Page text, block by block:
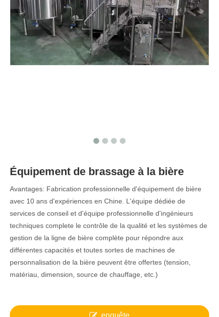
Équipement de brassage à la bière
Avantages: Fabrication professionnelle d'équipement de bière
avec 10 ans d'expériences en Chine. L'équipe dédiée de
services de conseil et d'équipe professionnelle d'ingénieurs
techniques complete le contrôle de la qualité et les systèmes de
gestion de la ligne de bière complète pour répondre aux
différentes capacités et toutes sortes de machines de
personnalisation de la bière peuvent être offertes (tension,
matériau, dimension, source de chauffage, etc.)
enquête